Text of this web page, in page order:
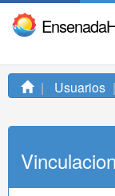
Usuarios